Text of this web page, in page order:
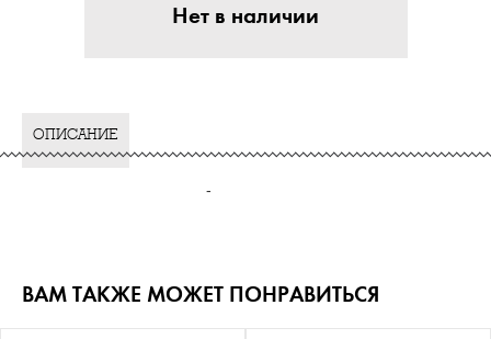
Нет в наличии
ОПИСАНИЕ
-
ВАМ ТАКЖЕ МОЖЕТ ПОНРАВИТЬСЯ